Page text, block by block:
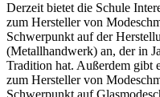
Derzeit bietet die Schule
zum Hersteller von
Schwerpunkt auf der
(Metallhandwerk) an, der in
Tradition hat. Außerdem gibt
zum Hersteller von
Schwerpunkt auf